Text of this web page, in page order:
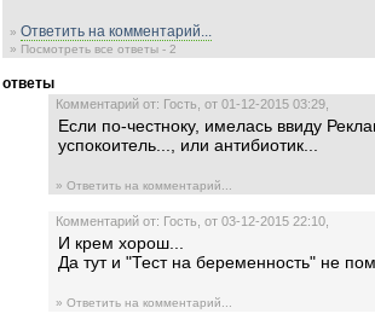
» Ответить на комментарий...
» Посмотреть все ответы - 2
ответы
Комментарий от: Гость, от 01-12-2015 03:29,
Если по-честноку, имелась ввиду
успокоитель..., или антибиотик...
» Ответить на комментарий...
Комментарий от: Гость, от 03-12-2015 22:10,
И крем хорош...
Да тут и "Тест на беременность" не
» Ответить на комментарий...